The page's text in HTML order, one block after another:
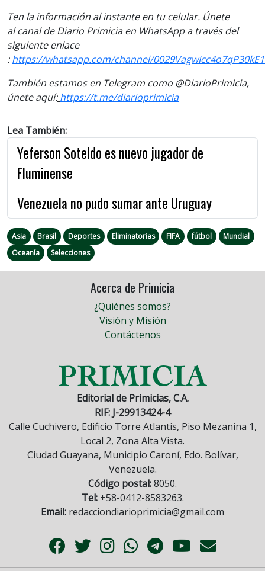
Ten la información al instante en tu celular. Únete
al canal de Diario Primicia en WhatsApp a través del
siguiente enlace
: https://whatsapp.com/channel/
También estamos en Telegram como @DiarioPrimicia,
únete aquí: https://t.me/diarioprimicia
Lea También:
Yeferson Soteldo es nuevo jugador de
Fluminense
Venezuela no pudo sumar ante Uruguay
Asia Brasil Deportes Eliminatorias FIFA fútbol
Mundial
Oceanía
Selecciones
Acerca de Primicia
¿Quiénes somos?
Visión y Misión
Contáctenos
Editorial de Primicias, C.A.
RIF: J-29913424-4
Calle Cuchivero, Edificio Torre Atlantis, Piso Mezanina 1,
Local 2, Zona Alta Vista.
Ciudad Guayana, Municipio Caroní, Edo. Bolívar,
Venezuela.
Código postal:8050.
Tel:+58-0412-8583263.
Email: redacciondiarioprimicia@gmail.com